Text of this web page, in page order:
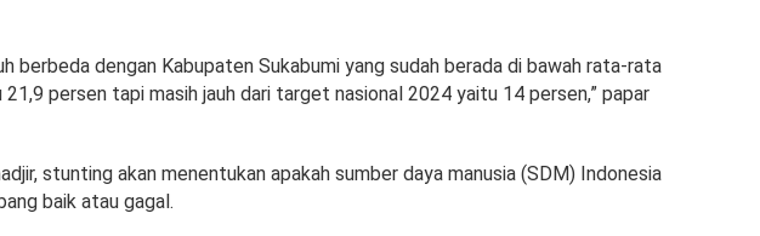
berbeda dengan Kabupaten Sukabumi yang sudah berada di bawah rata-rata
21,9 persen tapi masih jauh dari target nasional 2024 yaitu 14 persen,” papar
stunting akan menentukan apakah sumber daya manusia (SDM) Indonesia
baik atau gagal.